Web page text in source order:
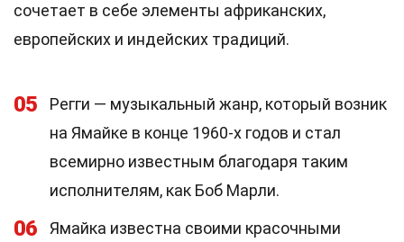
сочетает в себе элементы африканских,
европейских и индейских традиций.
05
Регги — музыкальный жанр, который возник
на Ямайке в конце 1960-х годов и стал
всемирно известным благодаря таким
исполнителям, как Боб Марли.
06
Ямайка известна своими красочными